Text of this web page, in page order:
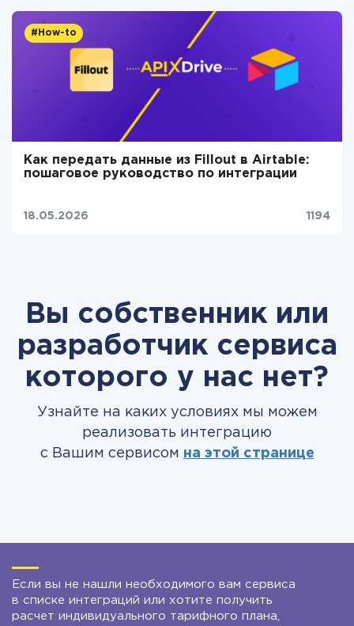
#How-to
Как передать данные из Fillout в Airtable:
пошаговое руководство по интеграции
18.05.2026 1194
Вы собственник или
разработчик сервиса
которого у нас нет?
Узнайте на каких условиях мы можем
реализовать интеграцию
с Вашим сервисом на этой странице
Если вы не нашли необходимого вам сервиса
в списке интеграций или хотите получить
расчет индивидуального тарифного плана,